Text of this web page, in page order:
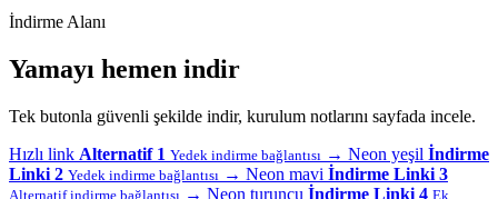
İndirme Alanı
Yamayı hemen indir
Tek butonla güvenli şekilde indir, kurulum notlarını sayfada incele.
Hızlı link Alternatif 1 Yedek indirme bağlantısı → Neon yeşil İndirme
Linki 2 Yedek indirme bağlantısı → Neon mavi İndirme Linki 3
Alternatif indirme bağlantısı → Neon turuncu İndirme Linki 4 Ek